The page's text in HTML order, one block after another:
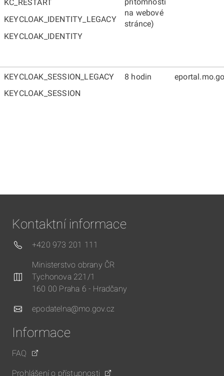
KC_RESTART
KEYCLOAK_IDENTITY_LEGACY
KEYCLOAK_IDENTITY
přítomnosti
na webové
stránce)
KEYCLOAK_SESSION_LEGACY
KEYCLOAK_SESSION
8 hodin
Kontaktní informace
+420 973 201 111
Ministerstvo obrany ČR
Tychonova 221/1
160 00 Praha 6 - Hradčany
epodatelna@mo.gov.cz
Informace
FAQ
Prohlášení o přístupnosti